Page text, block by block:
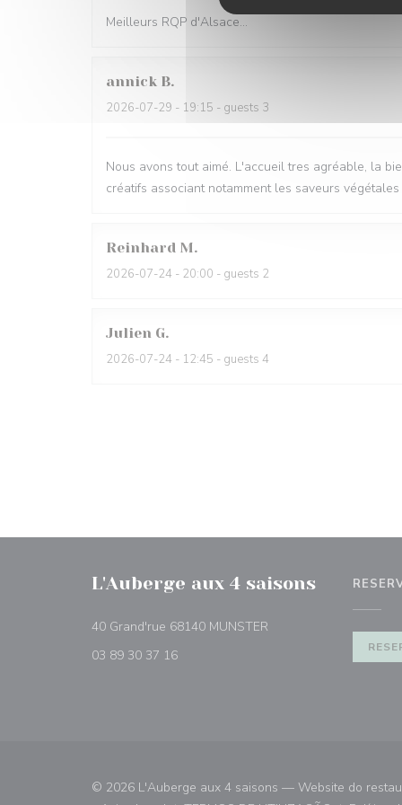
Meilleurs RQP d'Alsace...
annick B
2026-07-29 - 19:15 - guests 3
Nous avons tout aimé. L'accueil tres agréable, la
créatifs associant notamment les saveurs
Reinhard M
2026-07-24 - 20:00 - guests 2
Julien G
2026-07-24 - 12:45 - guests 4
L'Auberge aux 4 saisons
40 Grand'rue 68140 MUNSTER
03 89 30 37 16
© 2026 L'Auberge aux 4 saisons — Website do